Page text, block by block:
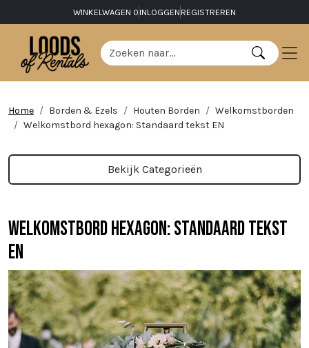
WINKELWAGEN 0 INLOGGEN REGISTREREN
Home Borden & Ezels Houten Borden
Welkomstborden
Welkomstbord hexagon: Standaard tekst EN
Bekijk Categorieën
Welkomstbord hexagon: Standaard tekst
EN